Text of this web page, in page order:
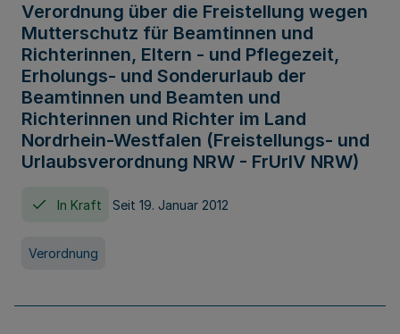
Verordnung über die Freistellung wegen
Mutterschutz für Beamtinnen und
Richterinnen, Eltern - und Pflegezeit,
Erholungs- und Sonderurlaub der
Beamtinnen und Beamten und
Richterinnen und Richter im Land
Nordrhein-Westfalen (Freistellungs- und
Urlaubsverordnung NRW - FrUrlV NRW)
In Kraft Seit 19. Januar 2012
Verordnung